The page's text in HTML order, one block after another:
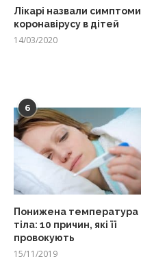
Лікарі назвали симптоми
коронавірусу в дітей
14/03/2020
6
Понижена температура
тіла: 10 причин, які її
провокують
15/11/2019